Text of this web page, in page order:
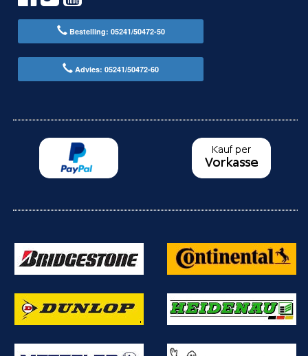
Bestelling: 05241/50472-50
Advies: 05241/50472-60